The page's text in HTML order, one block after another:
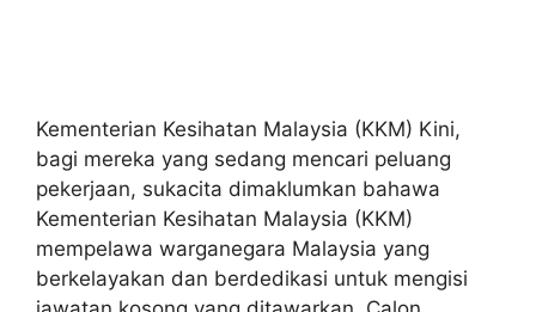
Kementerian Kesihatan Malaysia (KKM) Kini,
bagi mereka yang sedang mencari peluang
pekerjaan, sukacita dimaklumkan bahawa
Kementerian Kesihatan Malaysia (KKM)
mempelawa warganegara Malaysia yang
berkelayakan dan berdedikasi untuk mengisi